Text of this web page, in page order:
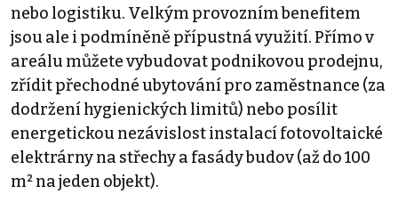
nebo logistiku. Velkým provozním benefitem
jsou ale i podmíněně přípustná využití. Přímo v
areálu můžete vybudovat podnikovou prodejnu,
zřídit přechodné ubytování pro zaměstnance (za
dodržení hygienických limitů) nebo posílit
energetickou nezávislost instalací fotovoltaické
elektrárny na střechy a fasády budov (až do 100
m² na jeden objekt).